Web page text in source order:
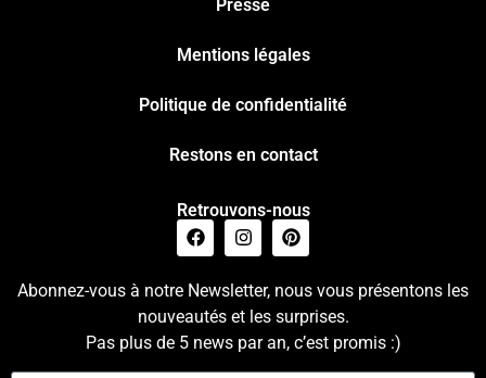
Presse
Mentions légales
Politique de confidentialité
Restons en contact
Retrouvons-nous
Abonnez-vous à notre Newsletter, nous vous présentons les
nouveautés et les surprises.
Pas plus de 5 news par an, c’est promis :)